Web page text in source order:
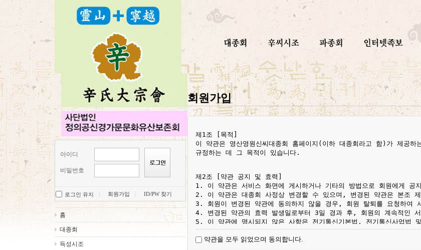
아이디
비밀번호
로그인 유지 회원가입 ID/PW 찾기
홈
대종회
득성시조
회원가입
제1조 [목적]
이 약관은 영산영원신씨대종회 홈페이지(이하 대종회라고 함)가 제공
규정하는 데 그 목적이 있습니다.
제2조 [약관 공지 및 효력]
1. 이 약관은 서비스 화면에 게시하거나 기타의 방법으로 회원에게 공
2. 이 약관은 대종회 사정상 변경할 수 있으며, 변경된 약관은 본조
3. 회원이 변경된 약관에 동의하지 않을 경우, 회원 탈퇴를 요청하여
4. 변경된 약관의 효력 발생일로부터 3일 경과 후, 회원의 계속적인
5. 이 약관에 명시되지 않은 사항은 전기통신기본법, 전기통신사업법
제3조 [용어 정의]
약관을 모두 읽었으며 동의합니다.